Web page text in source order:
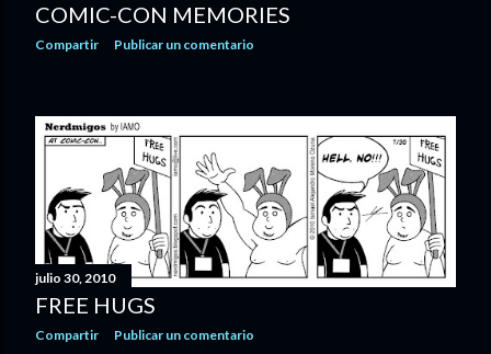
COMIC-CON MEMORIES
Compartir Publicar un comentario
julio 30, 2010
FREE HUGS
Compartir Publicar un comentario